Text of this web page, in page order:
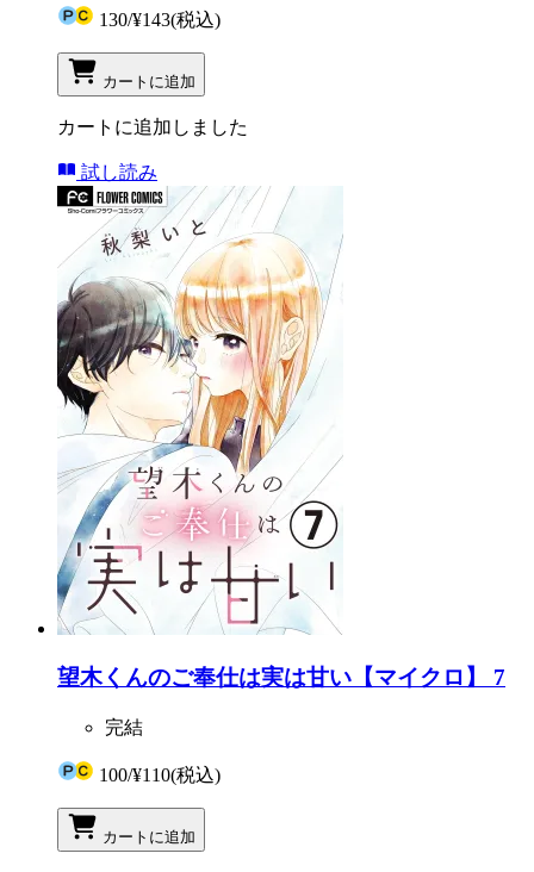
130/¥143(税込)
カートに追加
カートに追加しました
試し読み
望木くんのご奉仕は実は甘い【マイクロ】 7
完結
100/¥110(税込)
カートに追加